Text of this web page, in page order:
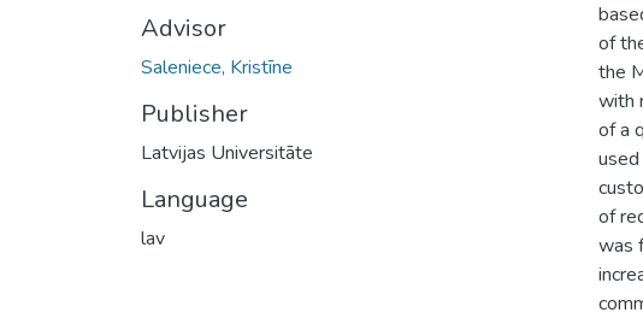
Advisor
Saleniece, Kristīne
Publisher
Latvijas Universitāte
Language
lav
of
the
with
of a
of
was